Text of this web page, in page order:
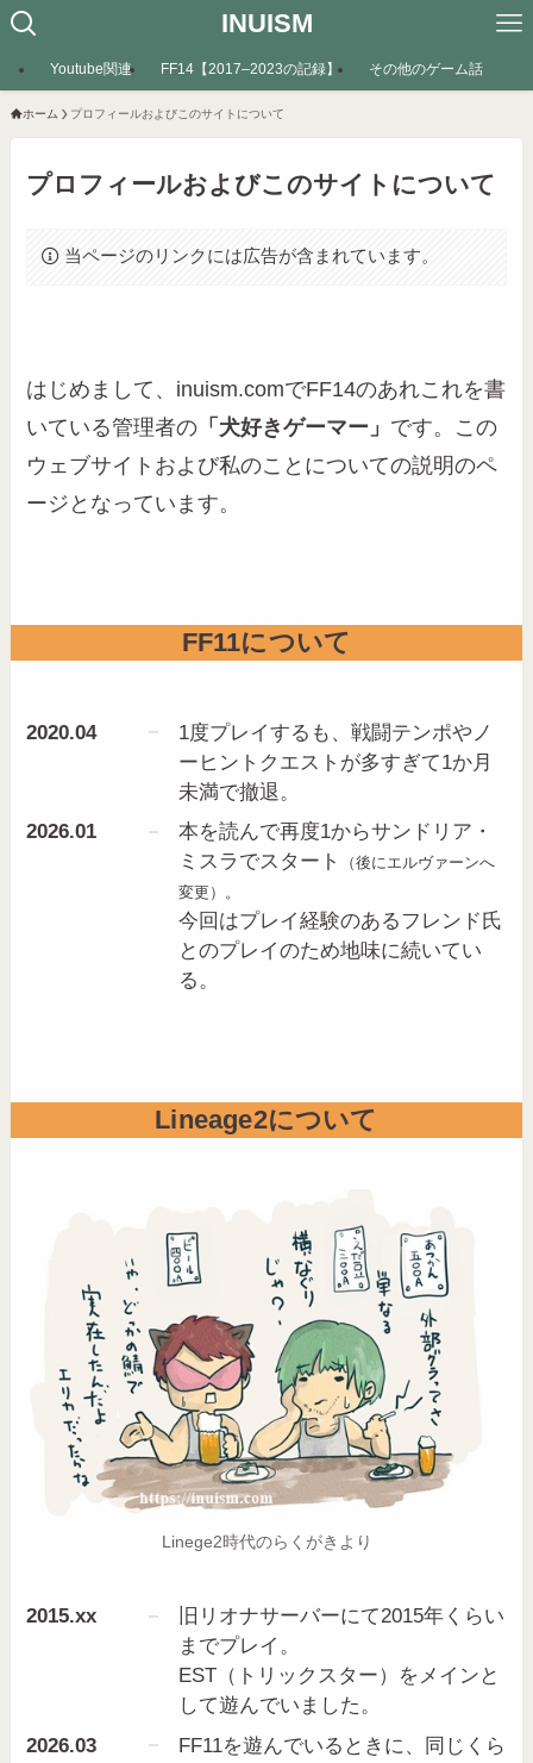
INUISM
Youtube関連 FF14【2017–2023の記録】 その他のゲーム話
ホーム プロフィールおよびこのサイトについて
プロフィールおよびこのサイトについて
当ページのリンクには広告が含まれています。
はじめまして、inuism.comでFF14のあれこれを書
いている管理者の 「犬好きゲーマー」 です。この
ウェブサイトおよび私のことについての説明のペ
ージとなっています。
FF11について
2020.04
1度プレイするも、戦闘テンポやノ
ーヒントクエストが多すぎて1か月
未満で撤退。
2026.01
本を読んで再度1からサンドリア・
ミスラでスタート
（後にエルヴァーンへ
変更）。
今回はプレイ経験のあるフレンド氏
とのプレイのため地味に続いてい
る。
Lineage2について
Linege2時代のらくがきより
2015.xx
旧リオナサーバーにて2015年くらい
までプレイ。
EST（トリックスター）をメインと
して遊んでいました。
2026.03
FF11を遊んでいるときに、同じくら